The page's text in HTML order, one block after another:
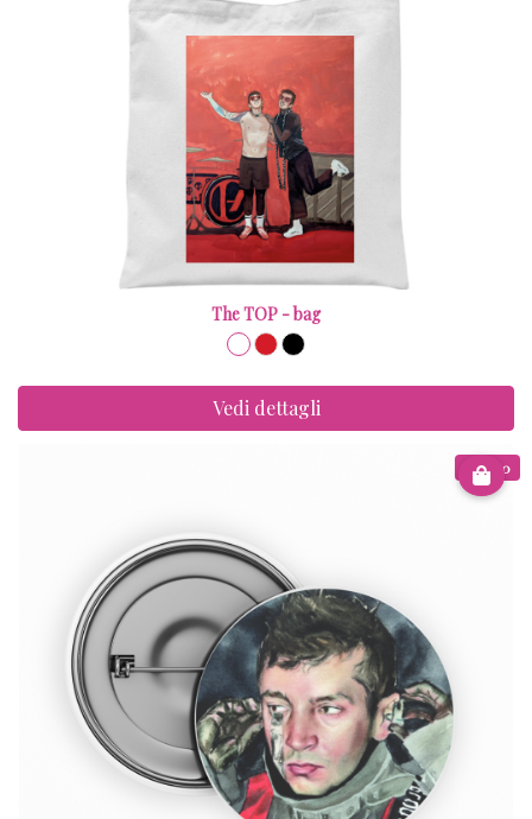
The TOP - bag
Vedi dettagli
€ 12.00